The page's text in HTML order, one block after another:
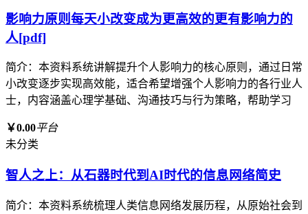
影响力原则每天小改变成为更高效的更有影响力的
人[pdf]
简介：本资料系统讲解提升个人影响力的核心原则，通过日常
小改变逐步实现高效能，适合希望增强个人影响力的各行业人
士，内容涵盖心理学基础、沟通技巧与行为策略，帮助学习
￥0.00平台
未分类
智人之上：从石器时代到AI时代的信息网络简史
简介：本资料系统梳理人类信息网络发展历程，从原始社会到